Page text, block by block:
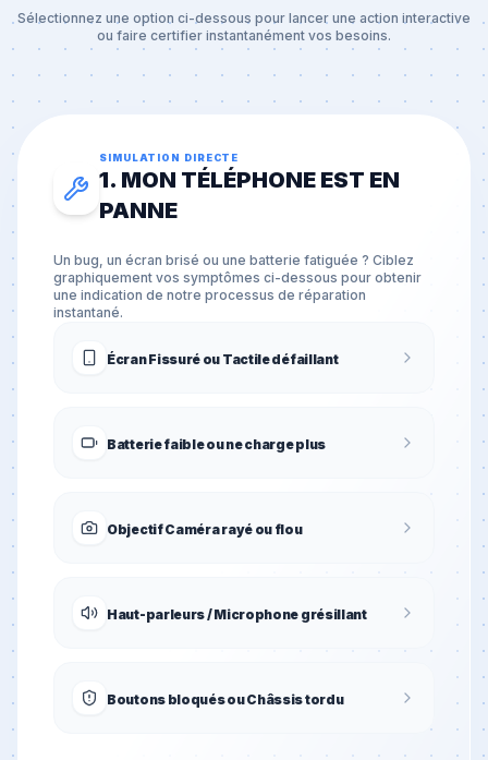
Sélectionnez une option ci-dessous pour lancer une action interactive
ou faire certifier instantanément vos besoins.
SIMULATION DIRECTE
1. MON TÉLÉPHONE EST EN
PANNE
Un bug, un écran brisé ou une batterie fatiguée ? Ciblez
graphiquement vos symptômes ci-dessous pour obtenir
une indication de notre processus de réparation
instantané.
Écran Fissuré ou Tactile défaillant
Batterie faible ou ne charge plus
Objectif Caméra rayé ou flou
Haut-parleurs / Microphone grésillant
Boutons bloqués ou Châssis tordu